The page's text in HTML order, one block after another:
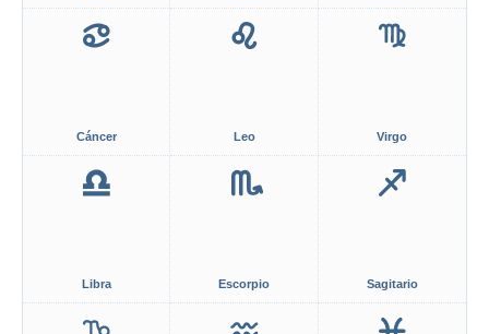
Cáncer Leo Virgo
Libra Escorpio Sagitario